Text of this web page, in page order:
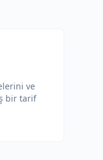
ve
bir tarif